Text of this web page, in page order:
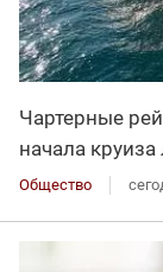
Чартерные
начала
Общество